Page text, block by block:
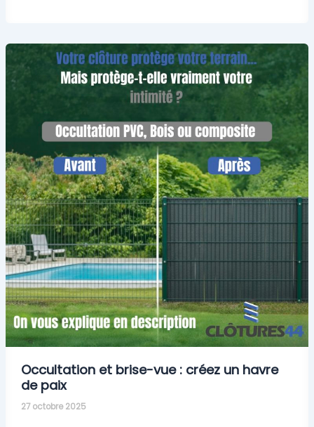
Occultation et brise-vue : créez un havre
de paix
27 octobre 2025